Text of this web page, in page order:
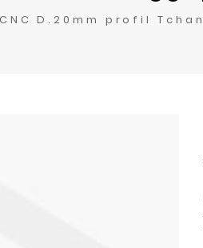
D.20mm profil